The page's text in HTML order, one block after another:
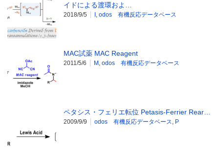
イドによる渡環およ…
2018/9/5 I odos 有機反応データベース
MAC試薬 MAC Reagent
2011/5/6 M odos 有機反応データベース
ペタシス・フェリエ転位 Petasis-Ferrier Rear…
2009/9/9 odos 有機反応データベース P